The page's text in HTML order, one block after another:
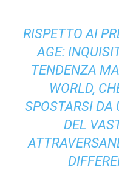
RISPETTO AI
AGE:
TENDENZA
WORLD,
SPOSTARSI DA
DEL